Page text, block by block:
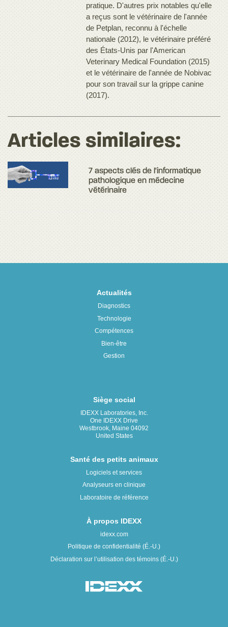
pratique. D'autres prix notables qu'elle
a reçus sont le vétérinaire de l'année
de Petplan, reconnu à l'échelle
nationale (2012), le vétérinaire préféré
des États-Unis par l'American
Veterinary Medical Foundation (2015)
et le vétérinaire de l'année de Nobivac
pour son travail sur la grippe canine
(2017).
Articles similaires:
7 aspects clés de l'informatique
pathologique en médecine
vétérinaire
Actualités
Diagnostics
Technologie
Compétences
Bien-être
Gestion
Siège social
IDEXX Laboratories, Inc.
One IDEXX Drive
Westbrook, Maine 04092
United States
Santé des petits animaux
Logiciels et services
Analyseurs en clinique
Laboratoire de référence
À propos IDEXX
idexx.com
Politique de confidentialité (É.-U.)
Déclaration sur l’utilisation des témoins (É.-U.)